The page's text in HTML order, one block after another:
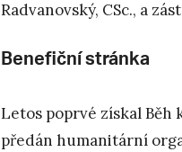
Radvanovský, CSc., a
Benefiční stránka
Letos poprvé získal
předán humanitární